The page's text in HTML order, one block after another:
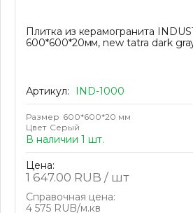
Плитка из керамогранита
600*600*20мм, new tatra dark
Артикул: IND-1000
Размер 600*600*20 мм
Цвет Серый
В наличии 1 шт.
Цена:
1 647.00 RUB / шт
Справочная цена:
4 575 RUB/м.кв